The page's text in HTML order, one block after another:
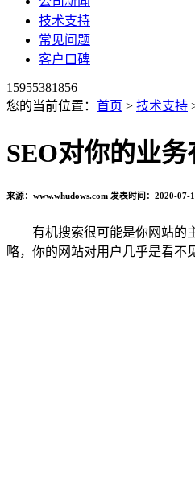
技术支持
常见问题
客户口碑
15955381856
您的当前位置： 首页 > 技术支持
SEO对你的业
来源：www.whudows.com 发表时间：2020-07-
有机搜索很可能是你网站的主
略，你的网站对用户几乎是看不